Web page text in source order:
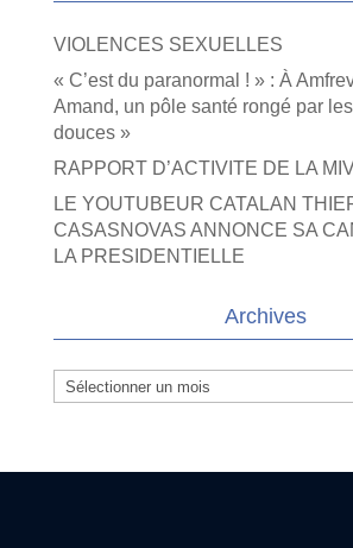
VIOLENCES SEXUELLES
« C’est du paranormal ! » : À
Amand, un pôle santé rongé par
douces »
RAPPORT D’ACTIVITE DE LA
LE YOUTUBEUR CATALAN
CASASNOVAS ANNONCE SA
LA PRESIDENTIELLE
Archives
Archives